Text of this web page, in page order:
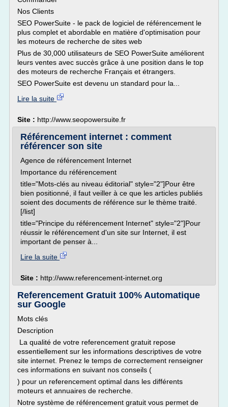
Nos Clients
SEO PowerSuite - le pack de logiciel de référencement le
plus complet et abordable en matière d'optimisation pour
les moteurs de recherche de sites web
Plus de 30,000 utilisateurs de SEO PowerSuite améliorent
leurs ventes avec succès grâce à une position dans le top
des moteurs de recherche Français et étrangers.
SEO PowerSuite est devenu un standard pour la...
Lire la suite
Site : http://www.seopowersuite.fr
Référencement internet : comment
référencer son site
Agence de référencement Internet
Importance du référencement
title="Mots-clés au niveau éditorial" style="2"]Pour être
bien positionné, il faut veiller à ce que les articles publiés
soient des documents de référence sur le thème traité.
[/list]
title="Principe du référencement Internet" style="2"]Pour
réussir le référencement d'un site sur Internet, il est
important de penser à...
Lire la suite
Site : http://www.referencement-internet.org
Referencement Gratuit 100% Automatique
sur Google
Mots clés
Description
La qualité de votre referencement gratuit repose
essentiellement sur les informations descriptives de votre
site internet. Prenez le temps de correctement renseigner
ces informations en suivant nos conseils (
) pour un referencement optimal dans les différents
moteurs et annuaires de recherche.
Notre système de référencement gratuit vous permet de